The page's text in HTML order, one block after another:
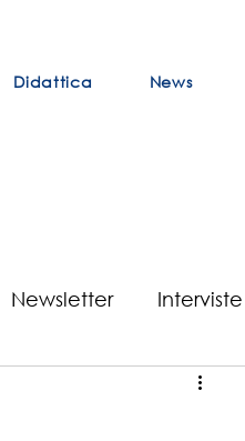
Didattica News
Newsletter Interviste